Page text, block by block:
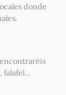
donde
falafel…